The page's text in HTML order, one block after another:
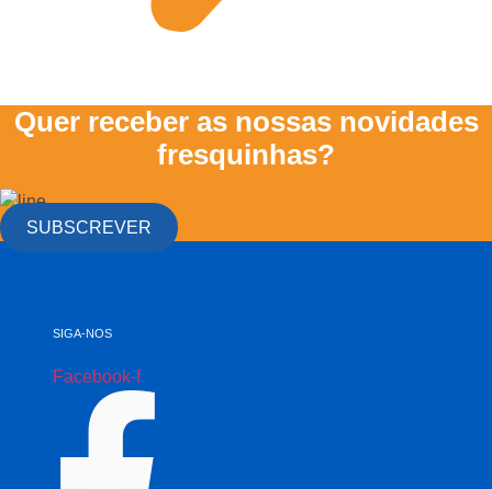
Quer receber as nossas novidades
fresquinhas?
SUBSCREVER
SIGA-NOS
Facebook-f